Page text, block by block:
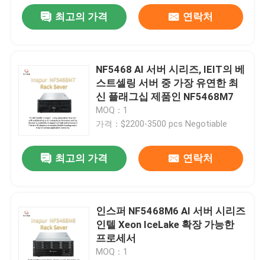
최고의 가격 연락처
NF5468 AI 서버 시리즈, IEIT의 베
스트셀링 서버 중 가장 유연한 최
신 플래그십 제품인 NF5468M7
MOQ：1
가격：$2200-3500 pcs Negotiable
최고의 가격 연락처
인스퍼 NF5468M6 AI 서버 시리즈
인텔 Xeon IceLake 확장 가능한
프로세서
MOQ：1